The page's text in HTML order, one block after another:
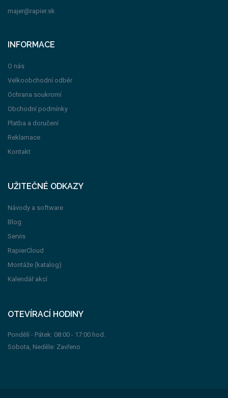
majer@rapier.sk
INFORMACE
O nás
Velkoobchodní odběr
Ochrana soukromí
Obchodní podmínky
Platba a doručení
Reklamace
Kontakt
UŽITEČNÉ ODKAZY
Návody a software
Blog
Servis
RapierCloud
Montáže (katalog)
Kalendář akcí
OTEVÍRACÍ HODINY
Pondělí - Pátek: 08:00 - 17:00 hod.
Sobota, Neděle: Zavřeno